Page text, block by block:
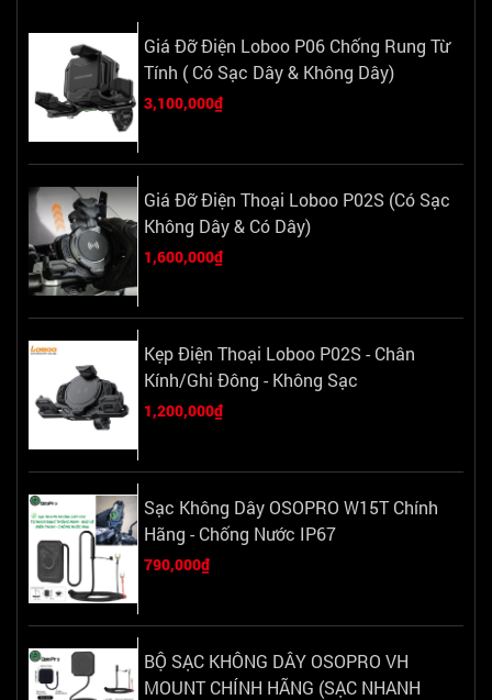
Giá Đỡ Điện Loboo P06 Chống Rung Từ
Tính ( Có Sạc Dây & Không Dây)
3,100,000₫
Giá Đỡ Điện Thoại Loboo P02S (Có Sạc
Không Dây & Có Dây)
1,600,000₫
Kẹp Điện Thoại Loboo P02S - Chân
Kính/Ghi Đông - Không Sạc
1,200,000₫
Sạc Không Dây OSOPRO W15T Chính
Hãng - Chống Nước IP67
790,000₫
BỘ SẠC KHÔNG DÂY OSOPRO VH
MOUNT CHÍNH HÃNG (SẠC NHANH